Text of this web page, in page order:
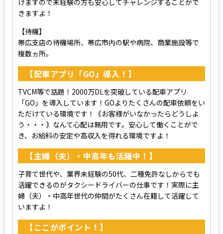
けますので未経験の方も安心してチャレンジすることがで
きますよ！
【待機】
帯広支店の待機場所、帯広市内の駅や病院、商業施設等で
複数ヵ所。
【配車アプリ「GO」導入！】
TVCM等で話題！2000万DLを突破している配車アプリ
「GO」を導入しています！GOよりたくさんの配車依頼をい
ただけている環境です！｟お客様がいなかったらどうしよ
う・・・｠なんて心配は無用です。安心して働くことがで
き、お給料の安定や高収入を得れる環境ですよ！
【主婦（夫）・中高年も活躍中！】
子育て世代や、業界未経験の50代、二種免許なしからでも
活躍できるのがタクシードライバーの仕事です！実際に主
婦（夫）・中高年世代の仲間がたくさん在籍して活躍して
いますよ！
【ここがポイント！】